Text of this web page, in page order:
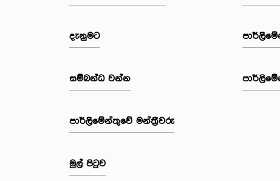
දැනුමට
සම්බන්ධ වන්න
පාර්ලි‌මේන්තුවේ මන්ත්‍රීවරු
මුල් පිටුව